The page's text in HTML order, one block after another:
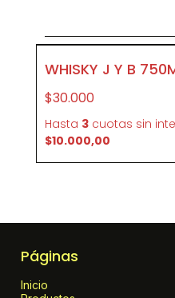
WHISKY J Y B
$30.000
Hasta 3 cuotas sin
$10.000,00
Páginas
Inicio